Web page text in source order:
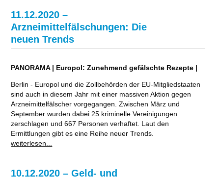
11.12.2020 –
Arzneimittelfälschungen: Die
neuen Trends
PANORAMA | Europol: Zunehmend gefälschte Rezepte |
Berlin - Europol und die Zollbehörden der EU-Mitgliedstaaten
sind auch in diesem Jahr mit einer massiven Aktion gegen
Arzneimittelfälscher vorgegangen. Zwischen März und
September wurden dabei 25 kriminelle Vereinigungen
zerschlagen und 667 Personen verhaftet. Laut den
Ermittlungen gibt es eine Reihe neuer Trends.
weiterlesen...
10.12.2020 – Geld- und